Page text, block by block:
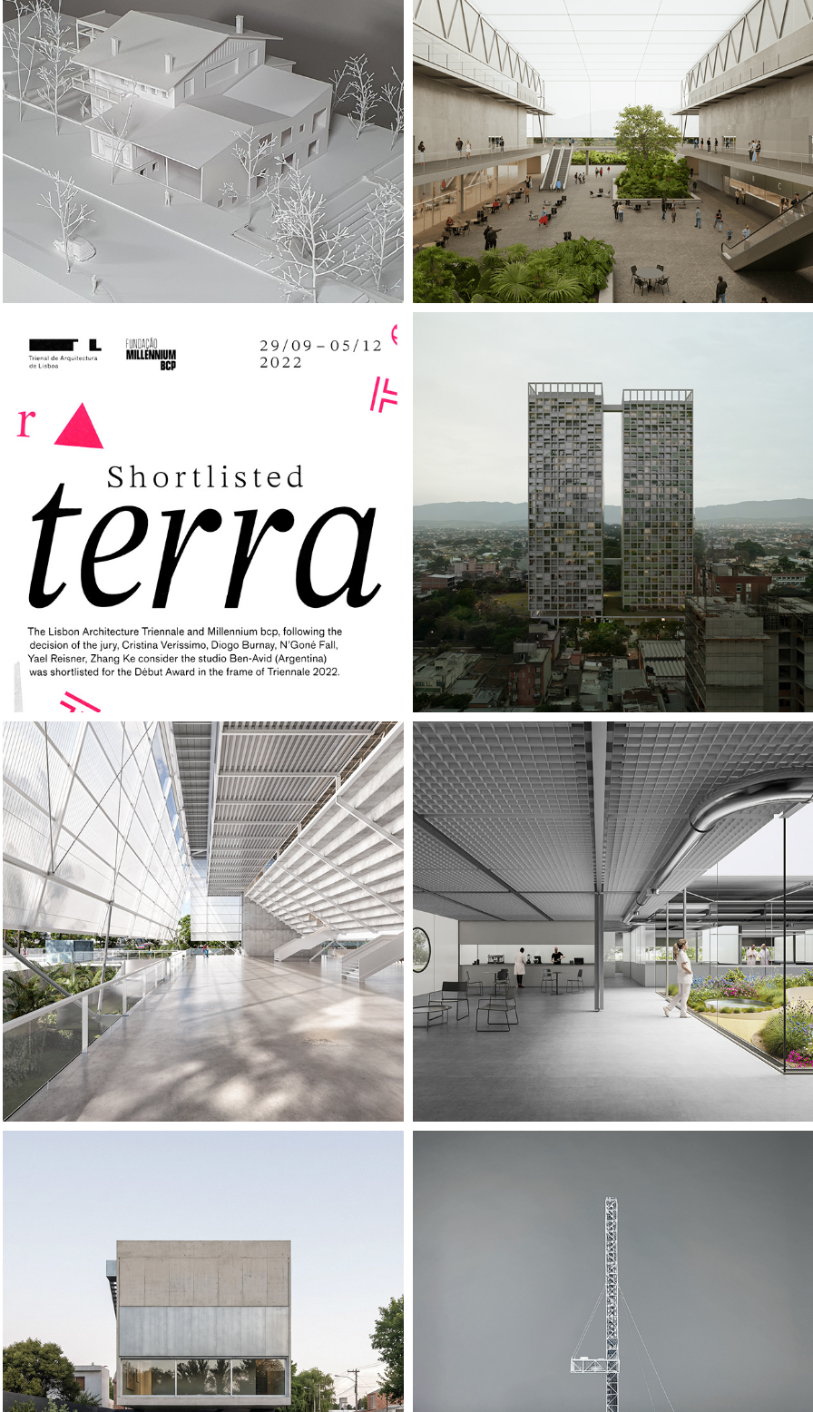
Bithouse Office Gallery Arena Resende
Trienal de Lisboa Millennium Edificio Mate de Luna
Arena Santa Tecla Laboratorios de la BCCBA
Colección Londero Antena Mirador